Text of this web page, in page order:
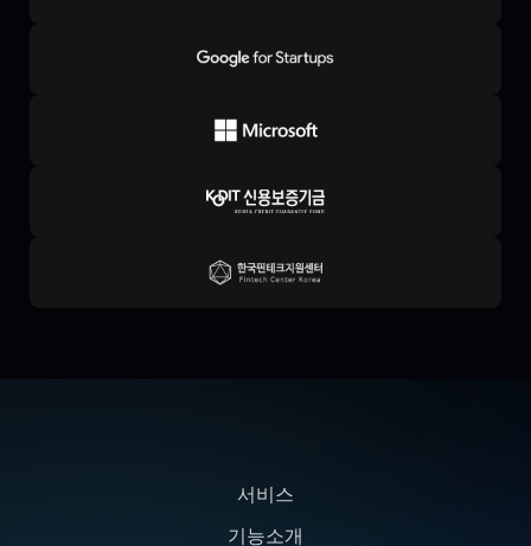
서비스
기능소개